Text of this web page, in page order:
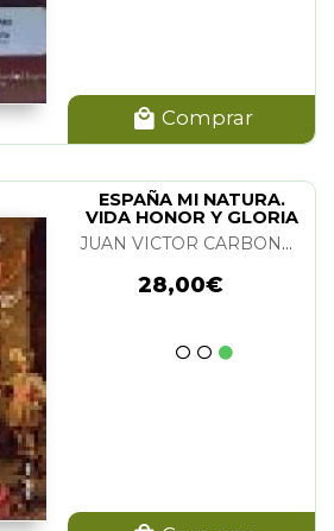
Comprar
ESPAÑA MI NATURA.
VIDA HONOR Y GLORIA
EN LOS TERCIOS
JUAN VICTOR CARBONERAS
28,00€